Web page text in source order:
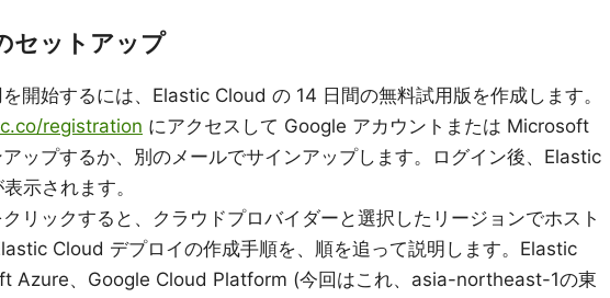
セットアップ
開始するには、Elastic Cloud の 14 日間の無料試用版を作成します。
registration にアクセスして Google アカウントまたは Microsoft
ップするか、別のメールでサインアップします。ログイン後、Elastic
示されます。
リックすると、クラウドプロバイダーと選択したリージョンでホスト
Cloud デプロイの作成手順を、順を追って説明します。Elastic
Azure、Google Cloud Platform (今回はこれ、asia-northeast-1の東